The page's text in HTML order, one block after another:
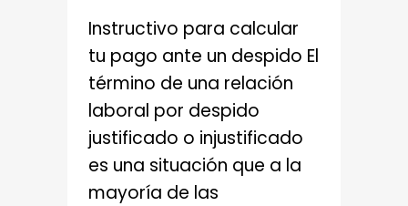
Instructivo para calcular
tu pago ante un despido El
término de una relación
laboral por despido
justificado o injustificado
es una situación que a la
mayoría de las